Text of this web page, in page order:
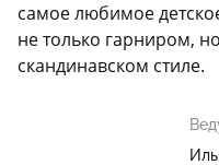
самое любимое
не только гарниром,
скандинавском стиле.